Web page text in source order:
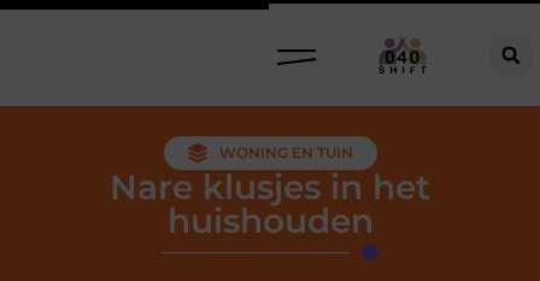
WONING EN TUIN
Nare klusjes in het
huishouden